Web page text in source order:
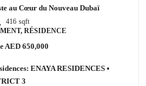
au Cœur du Nouveau Dubaï
416 sqft
RÉSIDENCE
AED 650,000
ENAYA RESIDENCES •
3